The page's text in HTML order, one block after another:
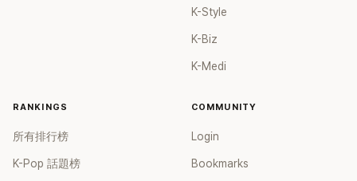
K-Style
K-Biz
K-Medi
RANKINGS
所有排行榜
K-Pop 話題榜
COMMUNITY
Login
Bookmarks